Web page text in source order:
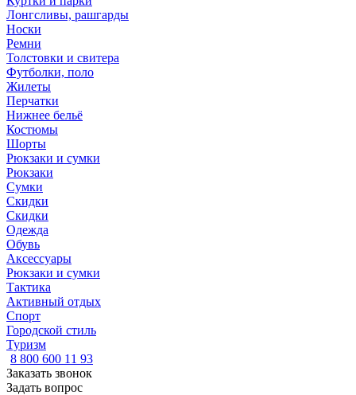
Лонгсливы, рашгарды
Носки
Ремни
Толстовки и свитера
Футболки, поло
Жилеты
Перчатки
Нижнее бельё
Костюмы
Шорты
Рюкзаки и сумки
Рюкзаки
Сумки
Скидки
Скидки
Одежда
Обувь
Аксессуары
Рюкзаки и сумки
Тактика
Активный отдых
Спорт
Городской стиль
Туризм
8 800 600 11 93
Заказать звонок
Задать вопрос